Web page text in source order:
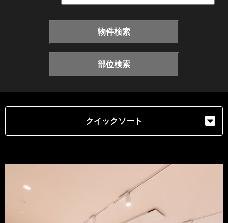
物件検索
部位検索
クイックソート